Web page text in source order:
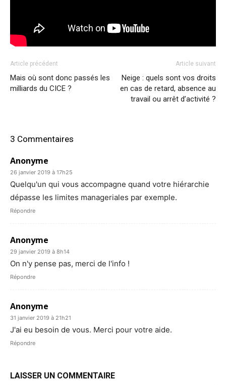
Article précédent
Mais où sont donc passés les
milliards du CICE ?
Article suivant
Neige : quels sont vos droits
en cas de retard, absence au
travail ou arrêt d’activité ?
3 Commentaires
Anonyme
26 janvier 2019 à 17h25
Quelqu'un qui vous accompagne quand votre hiérarchie
dépasse les limites manageriales par exemple.
Répondre
Anonyme
29 janvier 2019 à 8h14
On n'y pense pas, merci de l'info !
Répondre
Anonyme
31 janvier 2019 à 21h21
J'ai eu besoin de vous. Merci pour votre aide.
Répondre
LAISSER UN COMMENTAIRE